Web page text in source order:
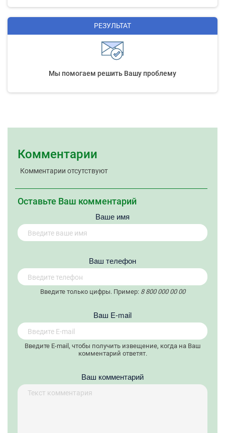
РЕЗУЛЬТАТ
Мы помогаем решить Вашу проблему
Комментарии
Комментарии отсутствуют
Оставьте Ваш комментарий
Ваше имя
Вaш телефон
Введите только цифры. Пример: 8 800 000 00 00
Вaш E-mail
Введите E-mail, чтобы получить извещение, когда на Ваш
комментарий ответят.
Ваш комментарий